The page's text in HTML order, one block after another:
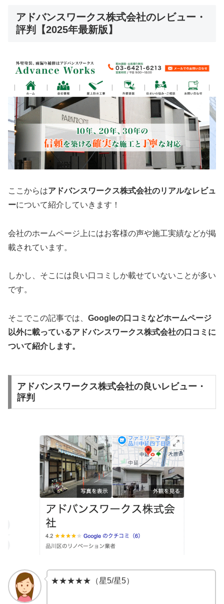
アドバンスワークス株式会社のレビュー・
評判【2025年最新版】
ここからはアドバンスワークス株式会社のリアルなレビュ
ーについて紹介していきます！
会社のホームページ上にはお客様の声や施工実績などが掲
載されています。
しかし、そこには良い口コミしか載せていないことが多い
です。
そこでこの記事では、 Googleの口コミなどホームページ
以外に載っているアドバンスワークス株式会社の口コミに
ついて紹介します。
アドバンスワークス株式会社の良いレビュー・
評判
★★★★★（星5/星5）